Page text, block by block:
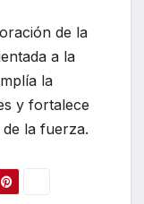
de la
a la
la
y fortalece
la fuerza.